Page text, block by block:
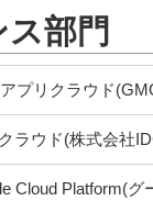
部門
プリクラウド
ラウド(株式会社
Cloud Platform(グ